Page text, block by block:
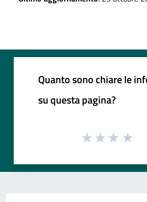
Quanto sono chiare le
su questa pagina?